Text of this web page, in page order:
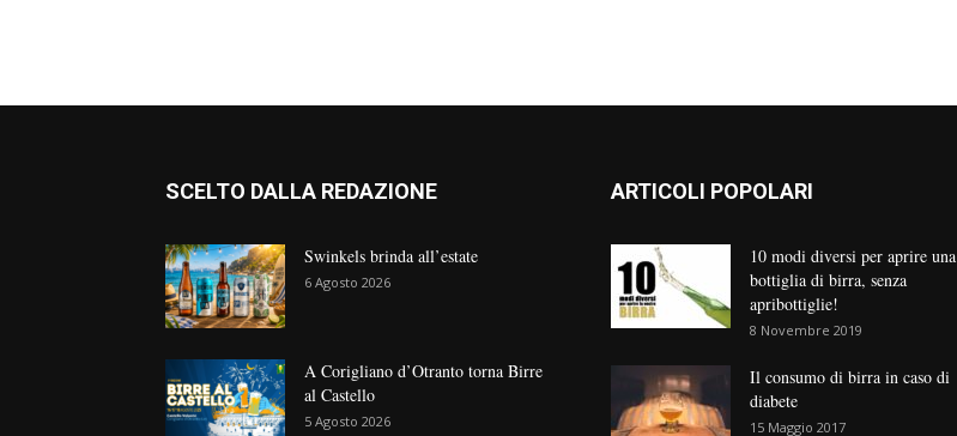
SCELTO DALLA REDAZIONE
Swinkels brinda all’estate
6 Agosto 2026
A Corigliano d’Otranto torna Birre
al Castello
5 Agosto 2026
ARTICOLI POPOLARI
10 modi diversi per aprire una
bottiglia di birra, senza
apribottiglie!
8 Novembre 2019
Il consumo di birra in caso di
diabete
15 Maggio 2017